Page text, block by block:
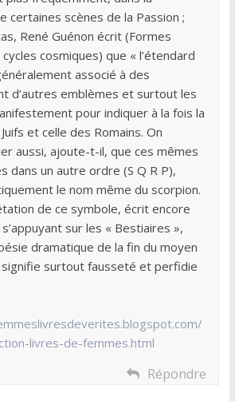
certaines scènes de la Passion ;
René Guénon écrit (Formes
cosmiques) que « l’étendard
associé à des
d’autres emblèmes et surtout les
pour indiquer à la fois la
et celle des Romains. On
aussi, ajoute-t-il, que ces mêmes
dans un autre ordre (S Q R P),
le nom même du scorpion.
de ce symbole, écrit encore
sur les « Bestiaires »,
dramatique de la fin du moyen
signifie surtout fausseté et perfidie
livres-de-femmes.html
Répondre